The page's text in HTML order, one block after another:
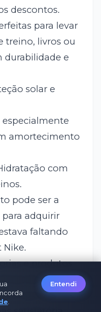
descontos.
para levar
treino, livros ou
durabilidade e
solar e
especialmente
amortecimento
com
pode ser a
adquirir
faltando
Nike.
e produtos
um
que sua
Entendi